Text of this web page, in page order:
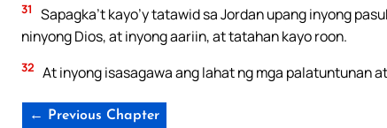
31
Sapagka’t kayo’y tatawid sa Jordan upang inyong
ninyong Dios, at inyong aariin, at tatahan kayo roon.
32 At inyong isasagawa ang lahat ng mga palatuntunan
← Previous Chapter